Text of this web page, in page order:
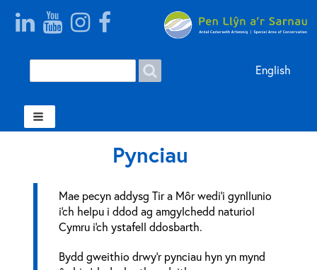
Welsh
English
Pynciau
Mae pecyn addysg Tir a Môr wedi'i gynllunio
i'ch helpu i ddod ag amgylchedd naturiol
Cymru i'ch ystafell ddosbarth.
Bydd gweithio drwy'r pynciau hyn yn mynd